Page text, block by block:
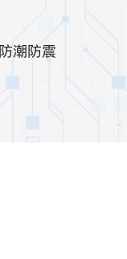
潮防震